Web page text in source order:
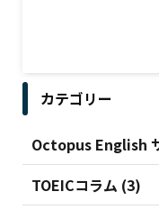
カテゴリー
Octopus English
TOEICコラム (3)